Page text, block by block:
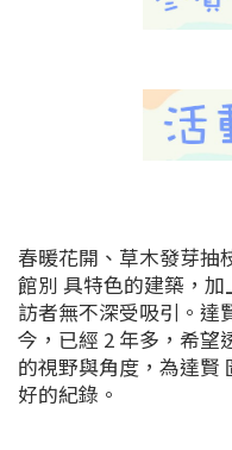
春暖花開、草木發芽抽
館別 具特色的建築，
訪者無不深受吸引。達
今，已經 2 年多，希望
的視野與角度，為達賢
好的紀錄。